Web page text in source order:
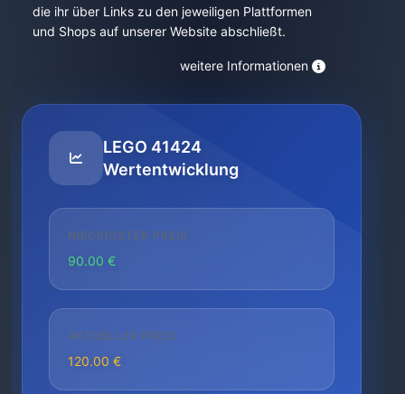
die ihr über Links zu den jeweiligen Plattformen
und Shops auf unserer Website abschließt.
weitere Informationen
LEGO 41424
Wertentwicklung
NIEDRIGSTER PREIS
90.00 €
AKTUELLER PREIS
120.00 €